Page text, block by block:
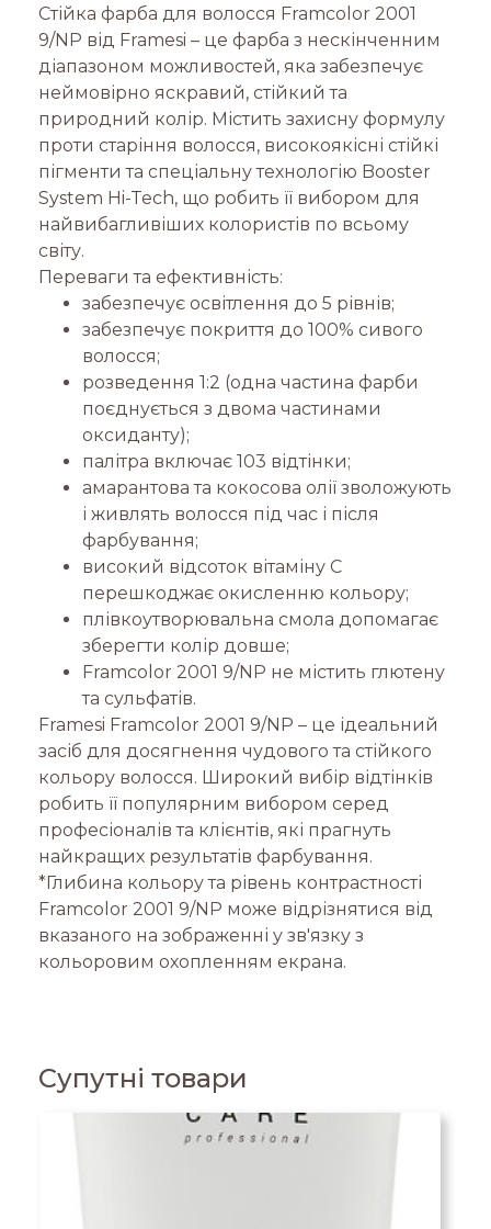
Стійка фарба для волосся Framcolor 2001
9/NP від Framesi – це фарба з нескінченним
діапазоном можливостей, яка забезпечує
неймовірно яскравий, стійкий та
природний колір. Містить захисну формулу
проти старіння волосся, високоякісні стійкі
пігменти та спеціальну технологію Booster
System Hi-Tech, що робить її вибором для
найвибагливіших колористів по всьому
світу.
Переваги та ефективність:
забезпечує освітлення до 5 рівнів;
забезпечує покриття до 100% сивого
волосся;
розведення 1:2 (одна частина фарби
поєднується з двома частинами
оксиданту);
палітра включає 103 відтінки;
амарантова та кокосова олії зволожують
і живлять волосся під час і після
фарбування;
високий відсоток вітаміну С
перешкоджає окисленню кольору;
плівкоутворювальна смола допомагає
зберегти колір довше;
Framcolor 2001 9/NP не містить глютену
та сульфатів.
Framesi Framcolor 2001 9/NP – це ідеальний
засіб для досягнення чудового та стійкого
кольору волосся. Широкий вибір відтінків
робить її популярним вибором серед
професіоналів та клієнтів, які прагнуть
найкращих результатів фарбування.
*Глибина кольору та рівень контрастності
Framcolor 2001 9/NP може відрізнятися від
вказаного на зображенні у зв'язку з
кольоровим охопленням екрана.
Супутні товари